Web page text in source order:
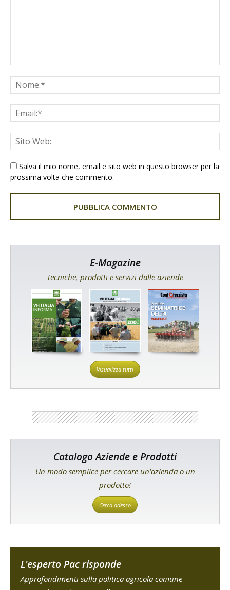
Salva il mio nome, email e sito web in questo browser per la
prossima volta che commento.
E-Magazine
Tecniche, prodotti e servizi dalle aziende
Visualizza tutti
Catalogo Aziende e Prodotti
Un modo semplice per cercare un'azienda o un
prodotto!
Cerca adesso
L'esperto Pac risponde
Approfondimenti sulla politica agricola comune